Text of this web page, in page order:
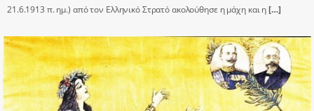
21.6.1913 π. ημ.) από τον Ελληνικό Στρατό ακολούθησε η μάχη και η[…]